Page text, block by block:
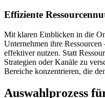
Effiziente
Mit klaren Einblicken in die
Unternehmen ihre
effektiver nutzen. Statt
Strategien oder Kanäle zu
Bereiche konzentrieren, die
Auswahlprozess